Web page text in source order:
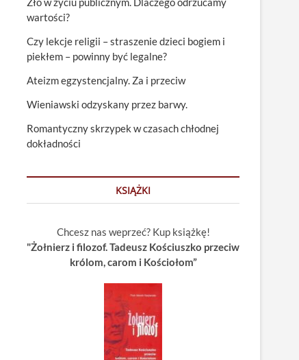
wartości?
Czy lekcje religii – straszenie dzieci bogiem i
piekłem – powinny być legalne?
Ateizm egzystencjalny. Za i przeciw
Wieniawski odzyskany przez barwy.
Romantyczny skrzypek w czasach chłodnej
dokładności
KSIĄŻKI
Chcesz nas weprzeć? Kup książkę!
"Żołnierz i filozof. Tadeusz Kościuszko przeciw
królom, carom i Kościołom”